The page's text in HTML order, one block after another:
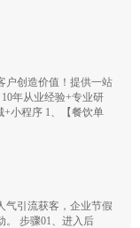
户创造价值！提供一站
年从业经验+专业研
小程序 1、【餐饮单
气引流获客，企业节假
。 步骤01、进入后